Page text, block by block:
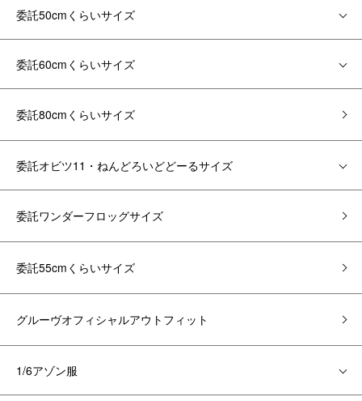
委託50cmくらいサイズ
委託60cmくらいサイズ
委託80cmくらいサイズ
委託オビツ11・ねんどろいどどーるサイズ
委託ワンダーフロッグサイズ
委託55cmくらいサイズ
グルーヴオフィシャルアウトフィット
1/6アゾン服